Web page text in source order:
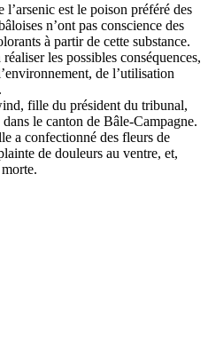
est le poison préféré des
n’ont pas conscience des
à partir de cette substance.
les possibles conséquences,
de l’utilisation
fille du président du tribunal,
le canton de Bâle-Campagne.
a confectionné des fleurs de
de douleurs au ventre, et,